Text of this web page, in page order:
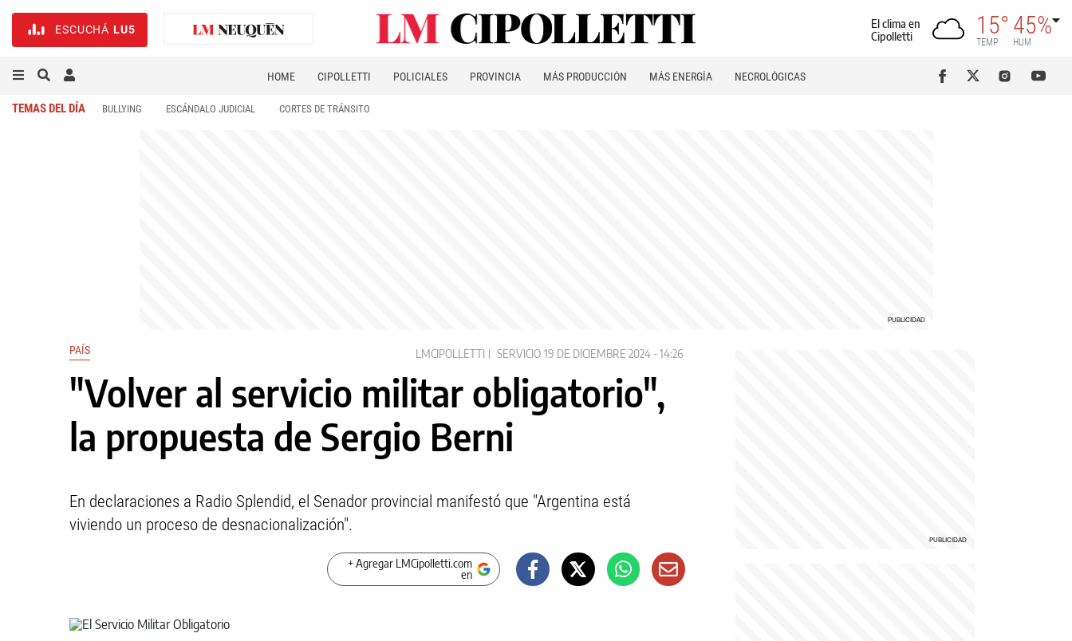
ESCUCHÁ LU5
El clima en
Cipolletti
15°
TEMP
45%
HUM
HOME CIPOLLETTI POLICIALES PROVINCIA MÁS PRODUCCIÓN MÁS ENERGÍA NECROLÓGICAS
TEMAS DEL DÍA BULLYING ESCÁNDALO JUDICIAL CORTES DE TRÁNSITO
PAÍS LMCIPOLLETTI SERVICIO 19 DE DICIEMBRE 2024 - 14:26
"Volver al servicio militar obligatorio",
la propuesta de Sergio Berni
En declaraciones a Radio Splendid, el Senador provincial manifestó que "Argentina está
viviendo un proceso de desnacionalización".
+ Agregar LMCipolletti.com
en